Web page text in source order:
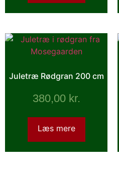
Juletræ Rødgran 200 cm
380,00 kr.
Læs mere